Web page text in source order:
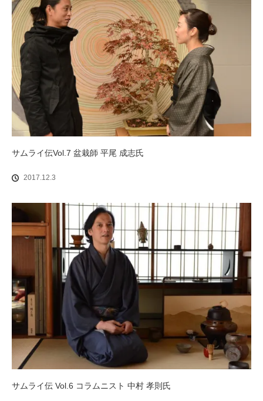
サムライ伝Vol.7 盆栽師 平尾 成志氏
2017.12.3
サムライ伝 Vol.6 コラムニスト 中村 孝則氏